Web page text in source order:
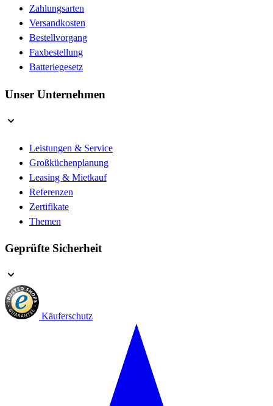
Zahlungsarten
Versandkosten
Bestellvorgang
Faxbestellung
Batteriegesetz
Unser Unternehmen
Leistungen & Service
Großküchenplanung
Leasing & Mietkauf
Referenzen
Zertifikate
Themen
Geprüfte Sicherheit
Käuferschutz